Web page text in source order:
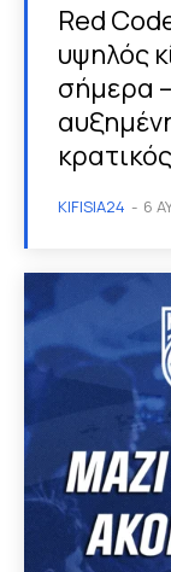
Red
υψηλός
σήμερα
KIFISIA24 - 6